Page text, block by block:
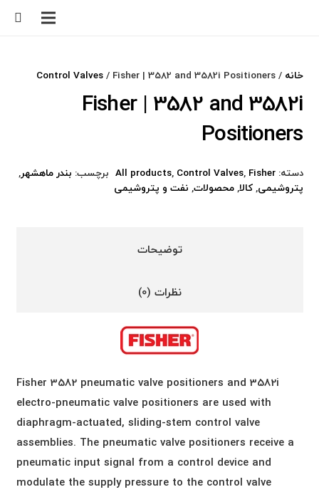
خانه /
Control Valves/ Fisher | 3582 and 3582i Positioners
Fisher | 3582 and 3582i
Positioners
دسته: All products, Control Valves, Fisher برچسب: بندر ماهشهر,
پتروشیمی,کالا,محصولات, نفت و پتروشیمی
توضیحات
نظرات (0)
Fisher 3582 pneumatic valve positioners and 3582i
electro-pneumatic valve positioners are used with
diaphragm-actuated, sliding-stem control valve
assemblies. The pneumatic valve positioners receive a
pneumatic input signal from a control device and
modulate the supply pressure to the control valve